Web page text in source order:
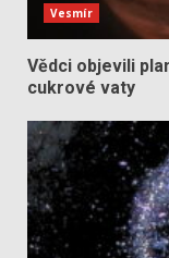
Vesmír
Vědci objevili
cukrové vaty